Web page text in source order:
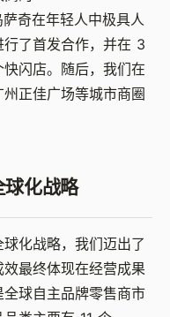
奇在年轻人中极具人
了首发合作，并在 3
闪店。随后，我们在
正佳广场等城市商圈
化战略
化战略，我们迈出了
最终体现在经营成果
全球自主品牌零售商市